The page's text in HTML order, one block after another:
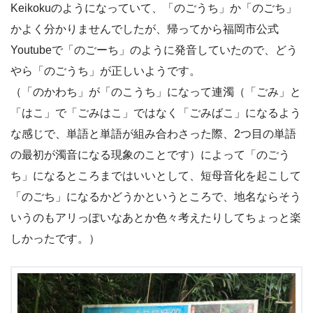
Keikokuのようになっていて、「のごうち」か「のごち」
かよく分かりませんでしたが、帰ってから福岡市公式
Youtubeで「のごーち」のように発音していたので、どう
やら「のごうち」が正しいようです。
（「のかわち」が「のこうち」になって連濁（「ごみ」と
「はこ」で「ごみはこ」ではなく「ごみばこ」になるよう
な感じで、単語と単語が組み合わさった際、2つ目の単語
の最初が濁音になる現象のことです）によって「のごう
ち」になるところまではいいとして、短母音化を起こして
「のごち」になるかどうかというところで、地名ならそう
いうのもアリっぽいなあとか色々考えたりしてちょっと楽
しかったです。）